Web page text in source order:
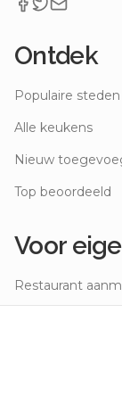
Ontdek
Populaire steden
Alle keukens
Nieuw
Top beoordeeld
Voor
Restaurant